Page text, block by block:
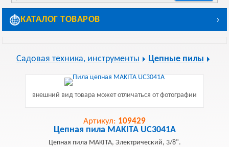
КАТАЛОГ ТОВАРОВ ›
Садовая техника, инструменты Цепные пилы
внешний вид товара может отличаться от фотографии
Артикул: 109429
Цепная пила MAKITA UC3041A
Цепная пила MAKITA, Электрический, 3/8".